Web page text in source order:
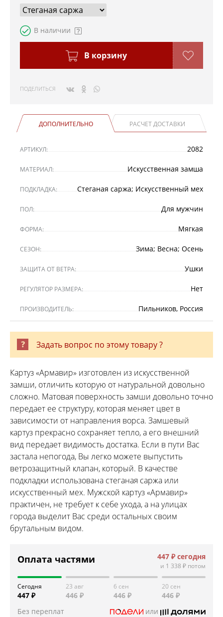
В наличии
В корзину
ПОДЕЛИТЬСЯ
ДОПОЛНИТЕЛЬНО РАСЧЕТ ДОСТАВКИ
АРТИКУЛ: 2082
МАТЕРИАЛ: Искусственная замша
ПОДКЛАДКА: Стеганая саржа; Искусственный мех
ПОЛ: Для мужчин
ФОРМА: Мягкая
СЕЗОН: Зима; Весна; Осень
ЗАЩИТА ОТ ВЕТРА: Ушки
РЕГУЛЯТОР РАЗМЕРА: Нет
ПРОИЗВОДИТЕЛЬ: Пильников, Россия
Задать вопрос по этому товару ?
Картуз «Армавир» изготовлен из искусственной
замши, отличить которую от натуральной довольно
сложно. Матовая поверхность замши довольно точно
передает ее структуру, которая меняет цвет в
зависимости от направления ворса. Замшевый
картуз прекрасно сохраняет тепло, а его внешний
вид передает видимость достатка. Если в пути Вас
застала непогода, Вы легко можете выпустить
ветрозащитный клапан, который. В качестве
подкладки использована стеганая саржа или
искусственный мех. Мужской картуз «Армавир»
практичен, не требует к себе ухода, а на улицах
города выделит Вас среди остальных своим
брутальным видом.
Оплата частями 447 ₽ сегодня
и 1 338 ₽ потом
Сегодня
447 ₽
23 авг
446 ₽
6 сен
446 ₽
20 сен
446 ₽
Без переплат
или